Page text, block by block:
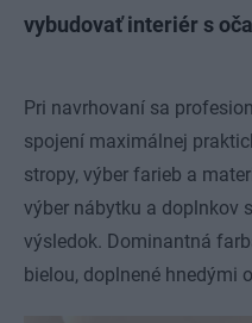
vybudovať interiér s
Pri navrhovaní sa
spojení maximálnej
stropy, výber farieb a
výber nábytku a doplnkov
výsledok. Dominantná
bielou, doplnené hnedými